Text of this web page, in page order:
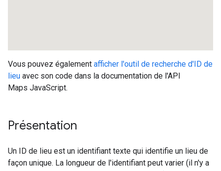
Vous pouvez également afficher l'outil de recherche d'ID de
lieu avec son code dans la documentation de l'API
Maps JavaScript.
Présentation
Un ID de lieu est un identifiant texte qui identifie un lieu de
façon unique. La longueur de l'identifiant peut varier (il n'y a